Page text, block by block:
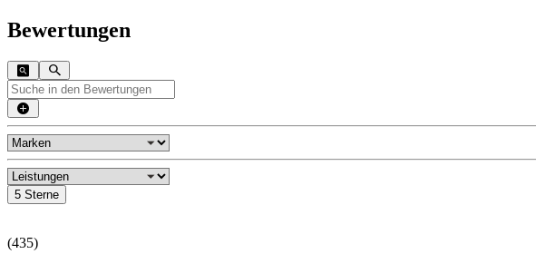
Bewertungen
5 Sterne
(435)